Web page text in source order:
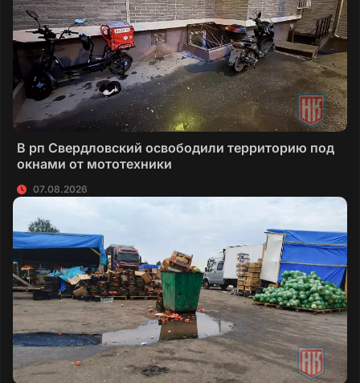
В рп Свердловский освободили территорию под
окнами от мототехники
07.08.2026